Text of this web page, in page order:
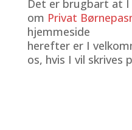
Det er brugbart at
om Privat
hjemmeside
herefter er I
os, hvis I vil skrives